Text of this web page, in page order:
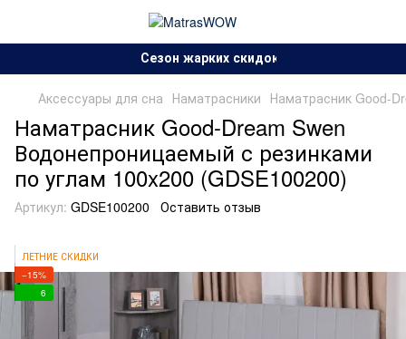
Сезон жарких скидок!.
Аксессуары для сна Наматрасники Наматрасник Good-
Наматрасник Good-Dream Swen
Водонепроницаемый с резинками
по углам 100x200 (GDSE100200)
Артикул: GDSE100200 Оставить отзыв
ЛЕТНИЕ СКИДКИ
−15%
6